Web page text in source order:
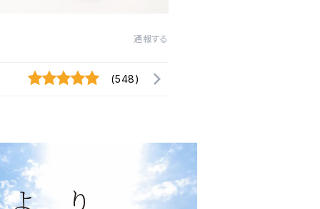
通報する
(548)